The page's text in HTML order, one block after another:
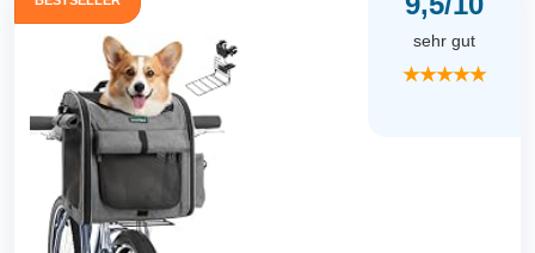
sehr gut
★★★★★